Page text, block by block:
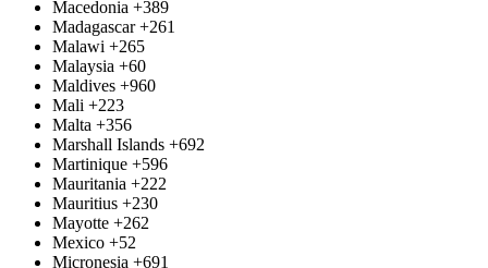
Macedonia +389
Madagascar +261
Malawi +265
Malaysia +60
Maldives +960
Mali +223
Malta +356
Marshall Islands +692
Martinique +596
Mauritania +222
Mauritius +230
Mayotte +262
Mexico +52
Micronesia +691